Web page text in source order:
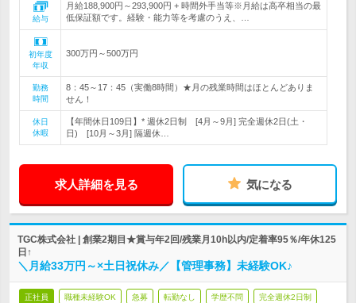
給与
月給188,900円～293,900円 + 時間外手当等※月給は高卒相当の最
低保証額です。経験・能力等を考慮のうえ、…
初年度
年収
300万円～500万円
勤務
時間
8：45～17：45（実働8時間）★月の残業時間はほとんどありま
せん！
休日
休暇
【年間休日109日】* 週休2日制 [4月～9月] 完全週休2日(土・
日) [10月～3月] 隔週休…
求人詳細を見る 気になる
TGC株式会社 | 創業2期目★賞与年2回/残業月10h以内/定着率95％/年休125
日↑
＼月給33万円～×土日祝休み／【管理事務】未経験OK♪
正社員 職種未経験OK 急募 転勤なし 学歴不問 完全週休2日制